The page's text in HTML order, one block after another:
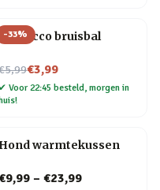
-33%
Prosecco bruisbal
voor€3,99
✔ Voor 22:45 besteld, morgen in
Hond warmtekussen
– €23,99